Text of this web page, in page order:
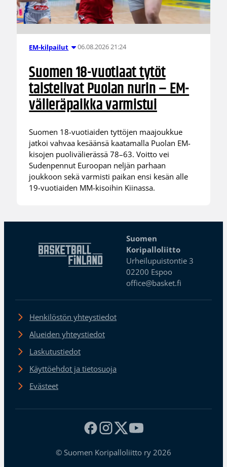
EM-kilpailut 06.08.2026 21:24
Suomen 18-vuotiaat tytöt
taistelivat Puolan nurin – EM-
välieräpaikka varmistui
Suomen 18-vuotiaiden tyttöjen maajoukkue
jatkoi vahvaa kesäänsä kaatamalla Puolan EM-
kisojen puolivälierässä 78–63. Voitto vei
Sudenpennut Euroopan neljän parhaan
joukkoon sekä varmisti paikan ensi kesän alle
19-vuotiaiden MM-kisoihin Kiinassa.
Suomen
Koripalloliitto
Urheilupuistontie 3
02200 Espoo
office@basket.fi
Henkilöstön yhteystiedot
Alueiden yhteystiedot
Laskutustiedot
Käyttöehdot ja tietosuoja
Evästeet
© Suomen Koripalloliitto ry 2026